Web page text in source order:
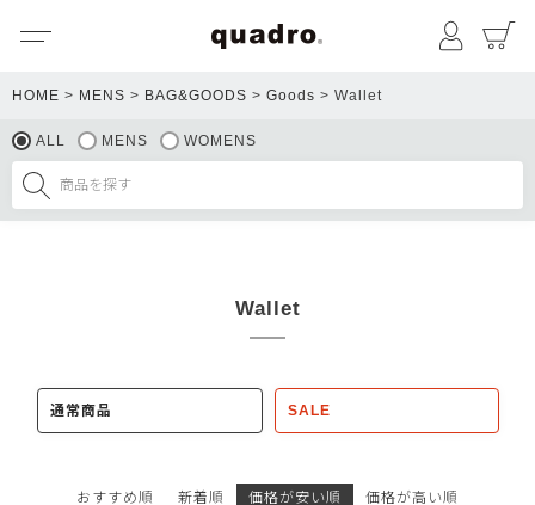
マイペ
HOME MENS BAG&GOODS Goods Wallet
ALL MENS WOMENS
Wallet
通常商品 SALE
おすすめ順 新着順 価格が安い順 価格が高い順